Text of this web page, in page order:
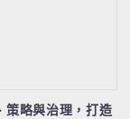
略與治理，打造